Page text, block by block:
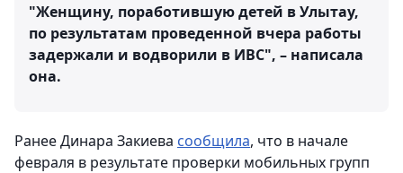
"Женщину, поработившую детей в Улытау,
по результатам проведенной вчера работы
задержали и водворили в ИВС", – написала
она.
Ранее Динара Закиева сообщила, что в начале
февраля в результате проверки мобильных групп